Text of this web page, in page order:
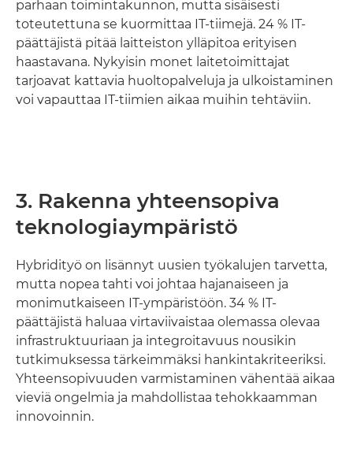
parhaan toimintakunnon, mutta sisäisesti
toteutettuna se kuormittaa IT-tiimejä. 24 % IT-
päättäjistä pitää laitteiston ylläpitoa erityisen
haastavana. Nykyisin monet laitetoimittajat
tarjoavat kattavia huoltopalveluja ja ulkoistaminen
voi vapauttaa IT-tiimien aikaa muihin tehtäviin.
3. Rakenna yhteensopiva
teknologiaympäristö
Hybridityö on lisännyt uusien työkalujen tarvetta,
mutta nopea tahti voi johtaa hajanaiseen ja
monimutkaiseen IT-ympäristöön. 34 % IT-
päättäjistä haluaa virtaviivaistaa olemassa olevaa
infrastruktuuriaan ja integroitavuus nousikin
tutkimuksessa tärkeimmäksi hankintakriteeriksi.
Yhteensopivuuden varmistaminen vähentää aikaa
vieviä ongelmia ja mahdollistaa tehokkaamman
innovoinnin.